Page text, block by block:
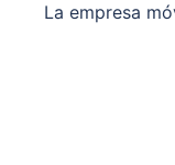
La empresa